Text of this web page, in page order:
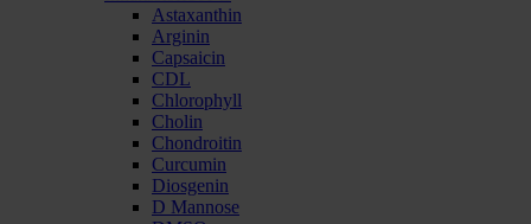
Astaxanthin
Arginin
Capsaicin
CDL
Chlorophyll
Cholin
Chondroitin
Curcumin
Diosgenin
D Mannose